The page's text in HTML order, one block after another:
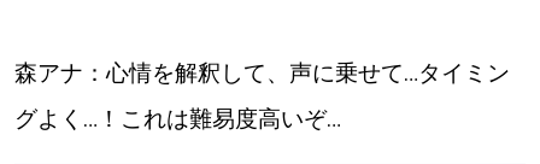
森アナ：心情を解釈して、声に乗せて…タイミン
グよく…！これは難易度高いぞ…